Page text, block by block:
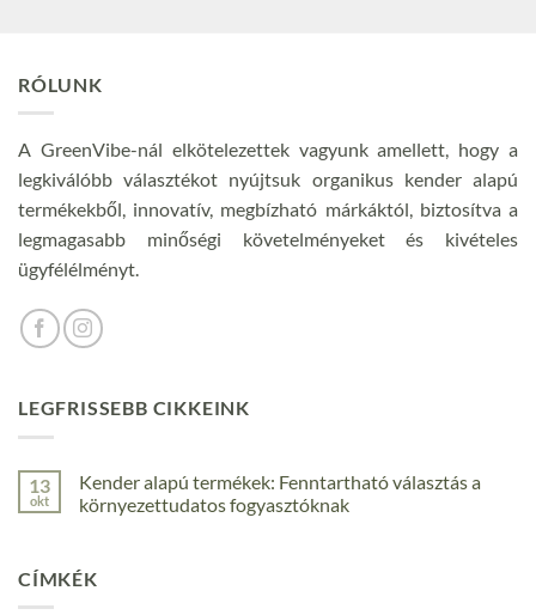
RÓLUNK
A GreenVibe-nál elkötelezettek vagyunk amellett, hogy a
legkiválóbb választékot nyújtsuk organikus kender alapú
termékekből, innovatív, megbízható márkáktól, biztosítva a
legmagasabb minőségi követelményeket és kivételes
ügyfélélményt.
LEGFRISSEBB CIKKEINK
13
okt
Kender alapú termékek: Fenntartható választás a
környezettudatos fogyasztóknak
Kender
alapú
CÍMKÉK